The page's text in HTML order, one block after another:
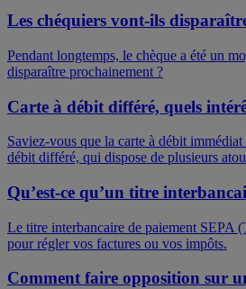
Les chéquiers vont-ils
Pendant longtemps, le chèque a été un
disparaître prochainement ?
Carte à débit différé, quels
Saviez-vous que la carte à débit
débit différé, qui dispose de plusieurs
Qu’est-ce qu’un titre
Le titre interbancaire de paiement SEPA
pour régler vos factures ou vos impôts.
Comment faire opposition sur